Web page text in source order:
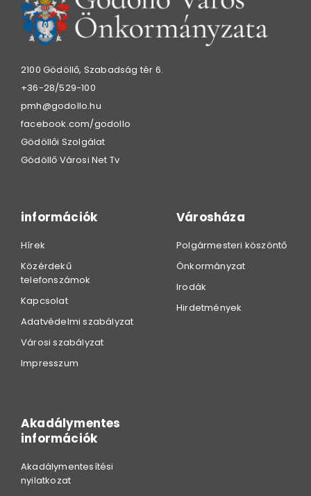
2100 Gödöllő, Szabadság tér 6.
+36-28/529-100
pmh@godollo.hu
facebook.com/godollo
Gödöllői Szolgálat
Gödöllő Városi Net Tv
információk
Hírek
Közérdekű
telefonszámok
Kapcsolat
Adatvédelmi szabályzat
Városi szabályzat
Impresszum
Városháza
Polgármesteri köszöntő
Önkormányzat
Irodák
Hirdetmények
Akadálymentes
információk
Akadálymentesítési
nyilatkozat